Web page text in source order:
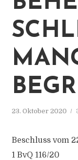
23. Oktober 2020
Beschluss vom
1 BvQ 116/20